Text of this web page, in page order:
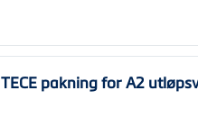
TECE pakning for A2